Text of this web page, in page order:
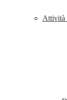
Attività